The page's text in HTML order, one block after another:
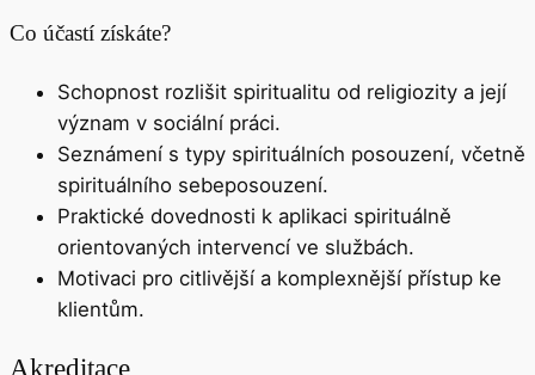
Co účastí získáte?
Schopnost rozlišit spiritualitu od religiozity a její
význam v sociální práci.
Seznámení s typy spirituálních posouzení, včetně
spirituálního sebeposouzení.
Praktické dovednosti k aplikaci spirituálně
orientovaných intervencí ve službách.
Motivaci pro citlivější a komplexnější přístup ke
klientům.
Akreditace